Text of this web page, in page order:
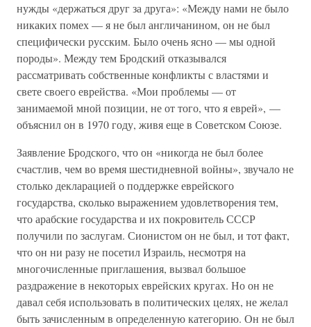
нужды «держаться друг за друга»: «Между нами не было
никаких помех — я не был англичанином, он не был
специфически русским. Было очень ясно — мы одной
породы». Между тем Бродский отказывался
рассматривать собственные конфликты с властями и
свете своего еврейства. «Мои проблемы — от
занимаемой мной позиции, не от того, что я еврей», —
объяснил он в 1970 году, живя еще в Советском Союзе.
Заявление Бродского, что он «никогда не был более
счастлив, чем во время шестидневной войны», звучало не
столько декларацией о поддержке еврейского
государства, сколько выражением удовлетворения тем,
что арабские государства и их покровитель СССР
получили по заслугам. Сионистом он не был, и тот факт,
что он ни разу не посетил Израиль, несмотря на
многочисленные приглашения, вызвал большое
раздражение в некоторых еврейских кругах. Но он не
давал себя использовать в политических целях, не желал
быть зачисленным в определенную категорию. Он не был